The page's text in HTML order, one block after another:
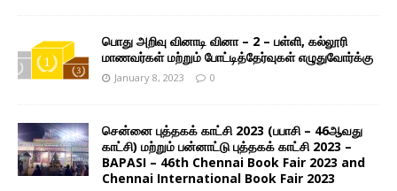
பொது அறிவு வினாடி வினா – 2 – பள்ளி, கல்லூரி
மாணவர்கள் மற்றும் போட்டித்தேர்வுகள் எழுதுவோர்க்கு
January 8, 2023 0
சென்னை புத்தகக் காட்சி 2023 (பபாசி – 46ஆவது
காட்சி) மற்றும் பன்னாட்டு புத்தகக் காட்சி 2023 –
BAPASI – 46th Chennai Book Fair 2023 and
Chennai International Book Fair 2023